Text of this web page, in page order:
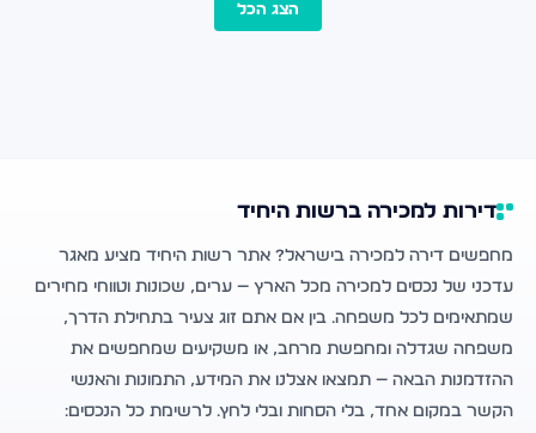
הצג הכל
דירות למכירה ברשות היחיד
מחפשים דירה למכירה בישראל? אתר רשות היחיד מציע מאגר
עדכני של נכסים למכירה מכל הארץ — ערים, שכונות וטווחי מחירים
שמתאימים לכל משפחה. בין אם אתם זוג צעיר בתחילת הדרך,
משפחה שגדלה ומחפשת מרחב, או משקיעים שמחפשים את
ההזדמנות הבאה — תמצאו אצלנו את המידע, התמונות והאנשי
הקשר במקום אחד, בלי הסחות ובלי לחץ. לרשימת כל הנכסים: